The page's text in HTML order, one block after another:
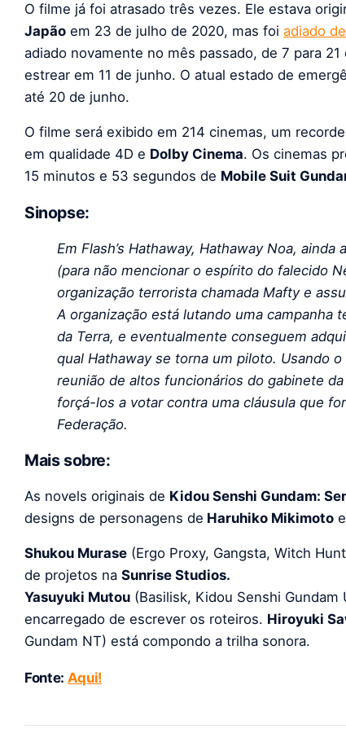
O filme já foi atrasado três vezes. Ele estava
Japão em 23 de julho de 2020, mas foi adiado
adiado novamente no mês passado, de 7 para
estrear em 11 de junho. O atual estado de
até 20 de junho.
O filme será exibido em 214 cinemas, um
em qualidade 4D e Dolby Cinema. Os cinemas
15 minutos e 53 segundos de Mobile Suit
Sinopse:
Em Flash’s Hathaway, Hathaway Noa,
(para não mencionar o espírito do falecido
organização terrorista chamada Mafty e
A organização está lutando uma campanha
da Terra, e eventualmente conseguem
qual Hathaway se torna um piloto. Usando
reunião de altos funcionários do gabinete
forçá-los a votar contra uma cláusula que
Federação.
Mais sobre:
As novels originais de Kidou Senshi Gundam:
designs de personagens de Haruhiko Mikimoto
Shukou Murase (Ergo Proxy, Gangsta, Witch
de projetos na Sunrise Studios.
Yasuyuki Mutou (Basilisk, Kidou Senshi Gundam
encarregado de escrever os roteiros. Hiroyuki
Gundam NT) está compondo a trilha sonora.
Fonte: Aqui!